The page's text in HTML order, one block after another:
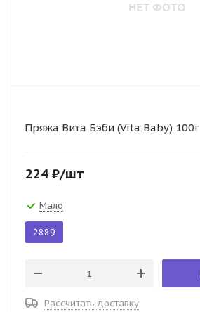
Пряжа Вита Бэби (Vita Baby) 100г
224 ₽/шт
Мало
2889
Рассчитать доставку